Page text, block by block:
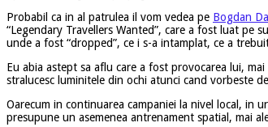
Probabil ca in al patrulea il vom vedea pe Bogdan
“Legendary Travellers Wanted”, care a fost luat pe
unde a fost “dropped”, ce i s-a intamplat, ce a
Eu abia astept sa aflu care a fost provocarea lui,
stralucesc luminitele din ochi atunci cand vorbeste
Oarecum in continuarea campaniei la nivel local, in
presupune un asemenea antrenament spatial, mai